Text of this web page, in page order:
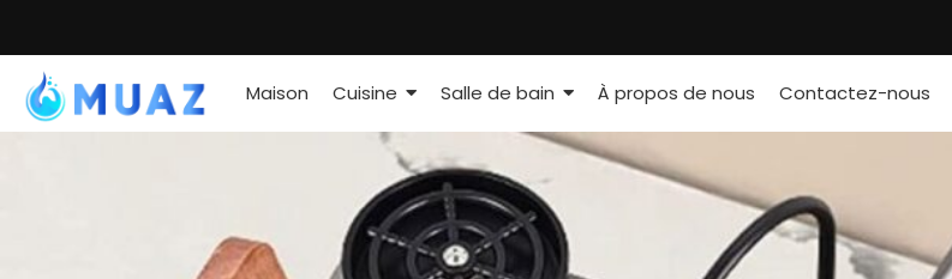
Maison Cuisine Salle de bain À propos de nous Contactez-nous